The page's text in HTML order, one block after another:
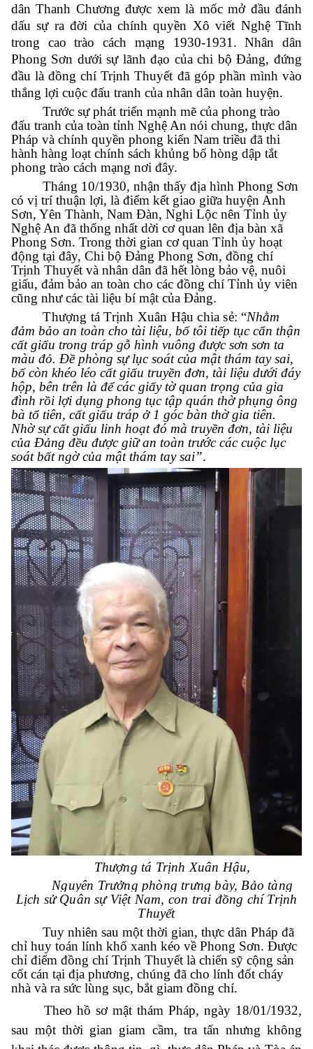
dân Thanh Chương được xem là mốc mở đầu đánh
dấu sự ra đời của chính quyền Xô viết Nghệ Tĩnh
trong cao trào cách mạng 1930-1931. Nhân dân
Phong Sơn dưới sự lãnh đạo của chi bộ Đảng, đứng
đầu là đồng chí Trịnh Thuyết đã góp phần mình vào
thắng lợi cuộc đấu tranh của nhân dân toàn huyện.
Trước sự phát triển mạnh mẽ của phong trào
đấu tranh của toàn tỉnh Nghệ An nói chung, thực dân
Pháp và chính quyền phong kiến Nam triều đã thi
hành hàng loạt chính sách khủng bố hòng dập tắt
phong trào cách mạng nơi đây.
Tháng 10/1930, nhận thấy địa hình Phong Sơn
có vị trí thuận lợi, là điểm kết giao giữa huyện Anh
Sơn, Yên Thành, Nam Đàn, Nghi Lộc nên Tỉnh ủy
Nghệ An đã thống nhất dời cơ quan lên địa bàn xã
Phong Sơn. Trong thời gian cơ quan Tỉnh ủy hoạt
động tại đây, Chi bộ Đảng Phong Sơn, đồng chí
Trịnh Thuyết và nhân dân đã hết lòng bảo vệ, nuôi
giấu, đảm bảo an toàn cho các đồng chí Tỉnh ủy viên
cũng như các tài liệu bí mật của Đảng.
Thượng tá Trịnh Xuân Hậuchia sẻ: “Nhằm
đảm bảo an toàn cho tài liệu, bố tôi tiếp tụccẩn thận
cất giấu trong tráp gỗ hình vuông được sơn sơn ta
màu đỏ. Đề phòng sự lục soát của mật thám tay sai,
bố còn khéo léo cất giấu truyền đơn, tài liệu dưới đáy
hộp, bên trên là để các giấy tờ quan trọng của gia
đình rồi lợi dụng phong tục tập quán thờ phụng ông
bà tổ tiên, cất giấu tráp ở 1 góc bàn thờ gia tiên.
Nhờ sự cất giấu linh hoạt đó mà truyền đơn, tài liệu
của Đảng đều được giữ an toàn trước các cuộc lục
soát bất ngờ của mật thám tay sai”.
Thượng tá Trịnh Xuân Hậu,
Nguyên Trưởng phòng trưng bày, Bảo tàng
Lịch sử Quân sự Việt Nam, con trai đồng chí Trịnh
Thuyết
Tuy nhiên sau một thời gian, thực dân Pháp đã
chỉ huy toán lính khố xanh kéo về Phong Sơn. Được
chỉ điểm đồng chí Trịnh Thuyết là chiến sỹ cộng sản
cốt cán tại địa phương, chúng đã cho lính đốt cháy
nhà và ra sức lùng sục, bắt giam đồng chí.
Theo hồ sơ mật thám Pháp, ngày 18/01/1932,
sau một thời gian giam cầm, tra tấn nhưng không